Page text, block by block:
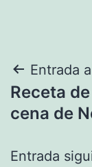
de
Entrada
Receta
cena de
Entrada